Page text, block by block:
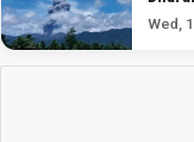
Wed,